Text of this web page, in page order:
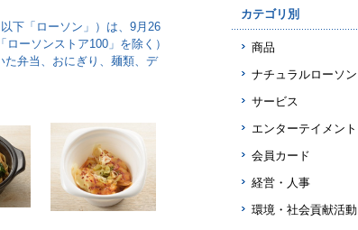
下「ローソン」）は、9月26
ーソンストア100」を除く）
弁当、おにぎり、麺類、デ
カテゴリ別
商品
ナチュラルローソン
サービス
エンターテイメント
会員カード
経営・人事
環境・社会貢献活動